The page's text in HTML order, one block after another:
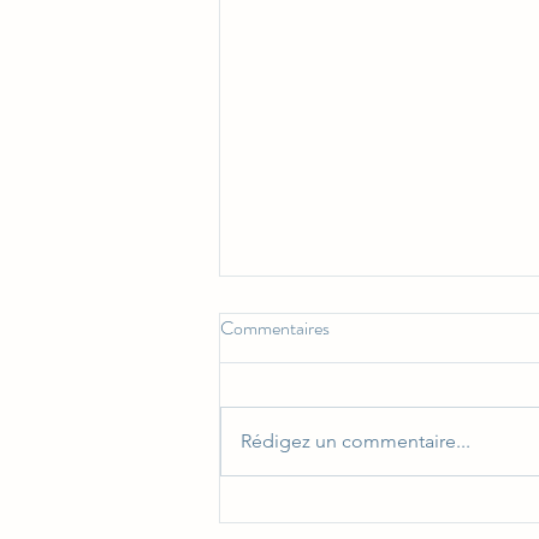
Dernières réalisations et tendance
Commentaires
Rédigez un commentaire...